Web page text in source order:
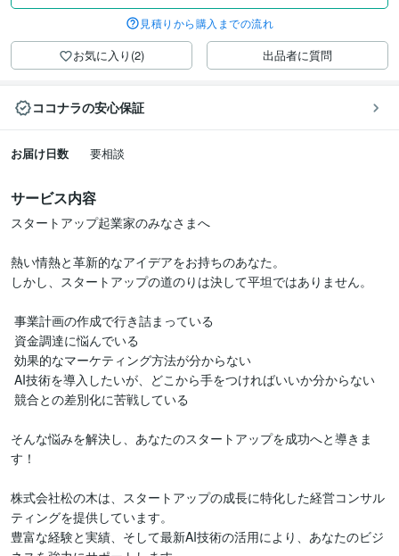
見積りから購入までの流れ
お気に入り(2) 出品者に質問
ココナラの安心保証
お届け日数 要相談
サービス内容
スタートアップ起業家のみなさまへ
熱い情熱と革新的なアイデアをお持ちのあなた。
しかし、スタートアップの道のりは決して平坦ではありません。
そんな悩みを解決し、あなたのスタートアップを成功へと導きま
す！
株式会社松の木は、スタートアップの成長に特化した経営コンサル
ティングを提供しています。
豊富な経験と実績、そして最新AI技術の活用により、あなたのビジ